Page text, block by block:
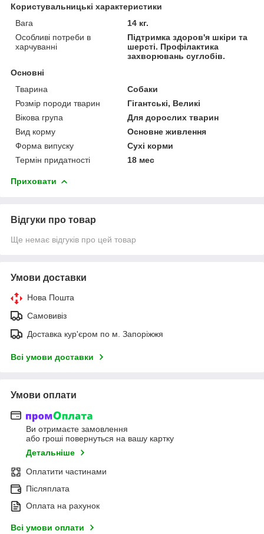
Користувальницькі характеристики
Вага
14 кг.
Особливі потреби в
харчуванні
Підтримка здоров'я шкіри та
шерсті. Профілактика
захворювань суглобів.
Основні
Тварина
Собаки
Розмір породи тварин
Гігантські, Великі
Вікова група
Для дорослих тварин
Вид корму
Основне живлення
Форма випуску
Сухі корми
Термін придатності
18 мес
Приховати
Відгуки про товар
Ще немає відгуків про цей товар
Умови доставки
Нова Пошта
Самовивіз
Доставка кур'єром по м. Запоріжжя
Всі умови доставки
Умови оплати
Ви отримаєте замовлення
або гроші повернуться на вашу картку
Детальніше
Оплатити частинами
Післяплата
Оплата на рахунок
Всі умови оплати